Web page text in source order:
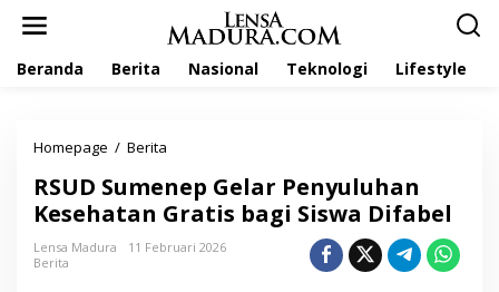
Beranda Berita Nasional Teknologi Lifestyle
Homepage / Berita
U
D
S
u
RSUD Sumenep Gelar Penyuluhan
Kesehatan Gratis bagi Siswa Difabel
Lensa Madura
11 Februari 2026
Berita